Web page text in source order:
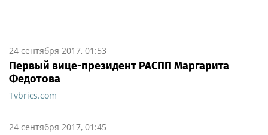
24 сентября 2017, 01:53
Первый вице-президент РАСПП Маргарита
Федотова
Tvbrics.com
24 сентября 2017, 01:45